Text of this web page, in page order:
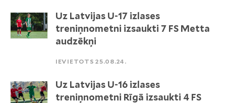
Uz Latvijas U-17 izlases
treniņnometni izsaukti 7 FS Metta
audzēkņi
IEVIETOTS 25.08.24.
Uz Latvijas U-16 izlases
treniņnometni Rīgā izsaukti 4 FS